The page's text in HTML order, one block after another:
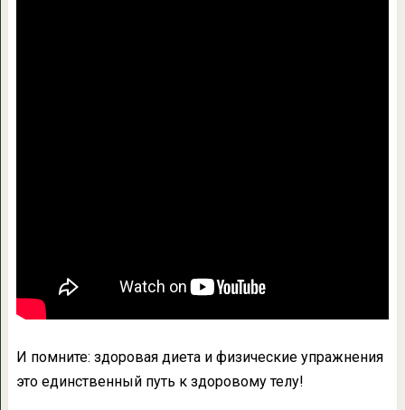
И помните: здоровая диета и физические упражнения
это единственный путь к здоровому телу!